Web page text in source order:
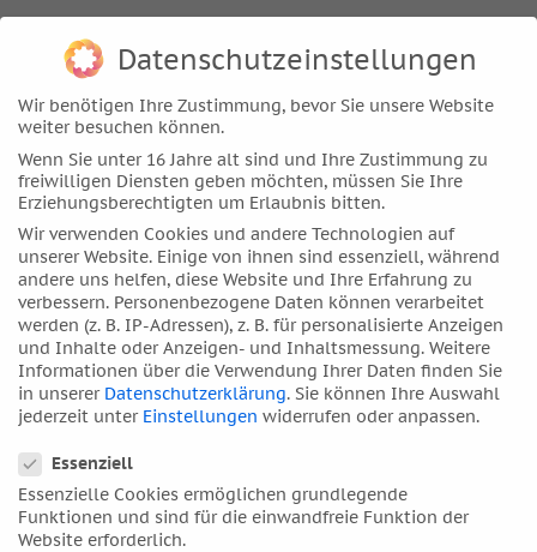
Januar 2018
Dezember 2017
Oktober 2017
September 2017
August 2017
Juli 2017
Juni 2017
Mai 2017
April 2017
März 2017
Februar 2017
Dezember 2016
November 2016
Oktober 2016
Datenschutzeinstellungen
Wir benötigen Ihre Zustimmung, bevor Sie unsere Website
weiter besuchen können.
Wenn Sie unter 16 Jahre alt sind und Ihre Zustimmung zu
freiwilligen Diensten geben möchten, müssen Sie Ihre
Erziehungsberechtigten um Erlaubnis bitten.
Wir verwenden Cookies und andere Technologien auf
unserer Website. Einige von ihnen sind essenziell, während
andere uns helfen, diese Website und Ihre Erfahrung zu
verbessern. Personenbezogene Daten können verarbeitet
werden (z. B. IP-Adressen), z. B. für personalisierte Anzeigen
und Inhalte oder Anzeigen- und Inhaltsmessung. Weitere
Informationen über die Verwendung Ihrer Daten finden Sie
in unserer Datenschutzerklärung. Sie können Ihre Auswahl
jederzeit unter Einstellungen widerrufen oder anpassen.
Essenziell
Essenzielle Cookies ermöglichen grundlegende
Funktionen und sind für die einwandfreie Funktion der
Website erforderlich.